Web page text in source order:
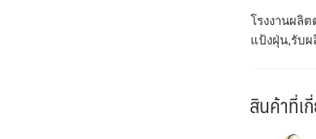
โรงงานผลิ
แป้งฝุ่น,รับ
สินค้าที่เ